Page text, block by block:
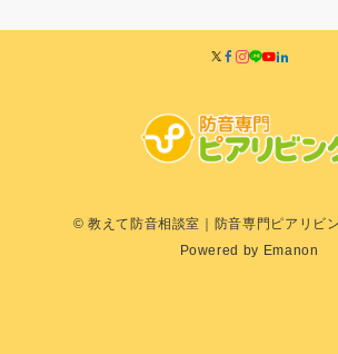
© 教えて防音相談室｜防音専門ピアリビ
Powered by Emanon